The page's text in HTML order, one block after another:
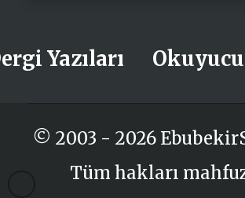
Yazıları
© 2003 - 2026
Tüm hakları